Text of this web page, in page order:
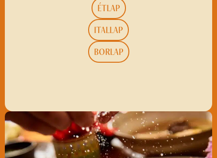
ÉTLAP
ITALLAP
BORLAP